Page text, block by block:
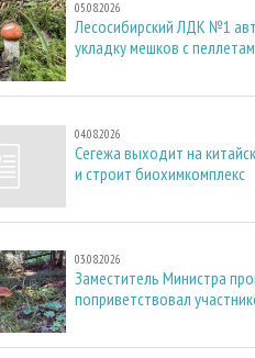
05.08.2026
Лесосибирский ЛДК №1
укладку мешков с
04.08.2026
Сегежа выходит на
и строит биохимкомплекс
03.08.2026
Заместитель Министра
поприветствовал